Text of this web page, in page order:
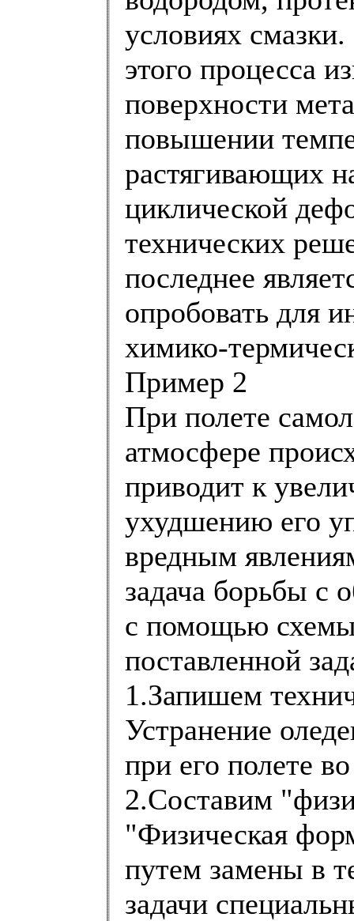
условиях
этого процесса
поверхности
повышении
растягивающих
циклической
технических
последнее
опробовать для
химико-
Пример 2
При полете
атмосфере
приводит к
ухудшению его
вредным
задача борьбы с
с помощью
поставленной
1.Запишем
Устранение
при его полете
2.Составим
"Физическая
путем замены в
задачи